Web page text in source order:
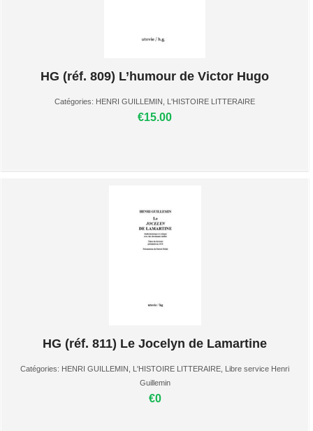
HG (réf. 809) L’humour de Victor Hugo
Catégories: HENRI GUILLEMIN L'HISTOIRE LITTERAIRE
€15.00
HG (réf. 811) Le Jocelyn de Lamartine
Catégories: HENRI GUILLEMIN L'HISTOIRE LITTERAIRE Libre service Henri
Guillemin
€0